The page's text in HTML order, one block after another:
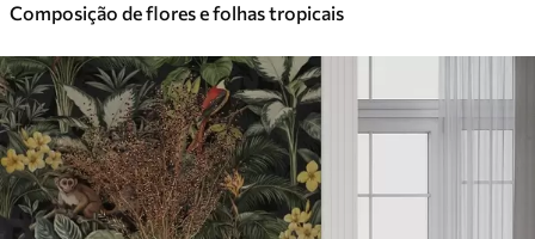
Composição de flores e folhas tropicais